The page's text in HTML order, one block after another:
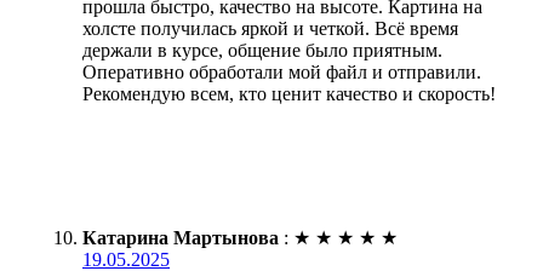
прошла быстро, качество на высоте. Картина на
холсте получилась яркой и четкой. Всё время
держали в курсе, общение было приятным.
Оперативно обработали мой файл и отправили.
Рекомендую всем, кто ценит качество и скорость!
Катарина Мартынова : ★ ★ ★ ★ ★
19.05.2025